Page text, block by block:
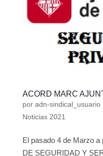
ACORD MARC
por adn-sindical_usuario
Noticias 2021
El pasado 4 de Marzo
DE SEGURIDAD Y
📊 Herramienta: Tabla
📄 Herramienta:
✊ Trámite: Afiliarse al